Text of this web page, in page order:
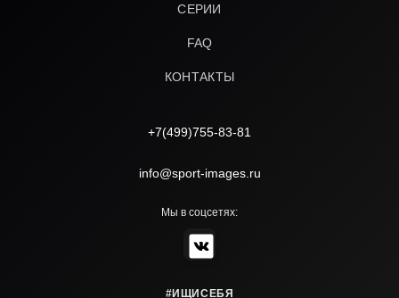
СЕРИИ
FAQ
КОНТАКТЫ
+7(499)755-83-81
info@sport-images.ru
Мы в соцсетях:
#ИЩИСЕБЯ